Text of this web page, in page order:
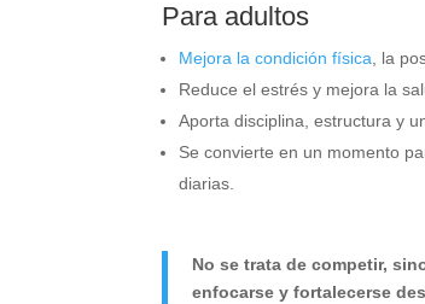
Para adultos
Mejora la condición física, la
Reduce el estrés y mejora la
Aporta disciplina, estructura y
Se convierte en un momento
diarias.
No se trata de competir,
enfocarse y fortalecerse